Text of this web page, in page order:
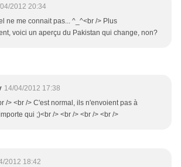
2012 20:34
ne me connait pas... ^_^<br /> Plus
voici un aperçu du Pakistan qui change, non?
14/04/2012 17:38
/> <br /> C'est normal, ils n'envoient pas à
qui ;)<br /> <br /> <br /> <br />
2012 18:42